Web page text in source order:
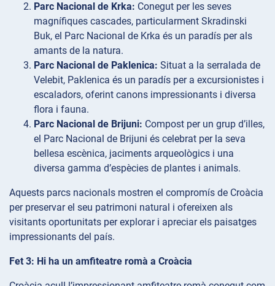
Parc Nacional de Krka: Conegut per les seves
magnífiques cascades, particularment Skradinski
Buk, el Parc Nacional de Krka és un paradís per als
amants de la natura.
Parc Nacional de Paklenica: Situat a la serralada de
Velebit, Paklenica és un paradís per a excursionistes i
escaladors, oferint canons impressionants i diversa
flora i fauna.
Parc Nacional de Brijuni: Compost per un grup d’illes,
el Parc Nacional de Brijuni és celebrat per la seva
bellesa escènica, jaciments arqueològics i una
diversa gamma d’espècies de plantes i animals.
Aquests parcs nacionals mostren el compromís de Croàcia
per preservar el seu patrimoni natural i ofereixen als
visitants oportunitats per explorar i apreciar els paisatges
impressionants del país.
Fet 3: Hi ha un amfiteatre romà a Croàcia